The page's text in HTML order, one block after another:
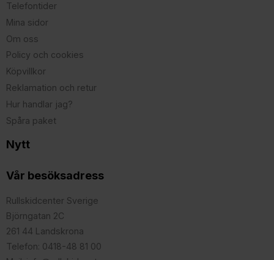
Telefontider
Mina sidor
Om oss
Policy och cookies
Köpvillkor
Reklamation och retur
Hur handlar jag?
Spåra paket
Nytt
Vår besöksadress
Rullskidcenter Sverige
Björngatan 2C
261 44 Landskrona
Telefon: 0418-48 81 00